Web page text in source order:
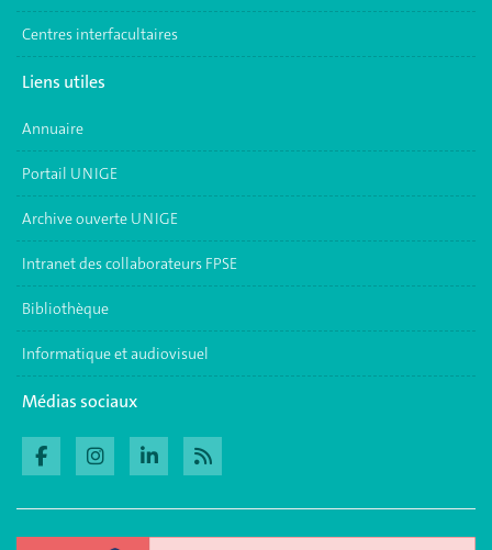
Centres interfacultaires
Liens utiles
Annuaire
Portail UNIGE
Archive ouverte UNIGE
Intranet des collaborateurs FPSE
Bibliothèque
Informatique et audiovisuel
Médias sociaux